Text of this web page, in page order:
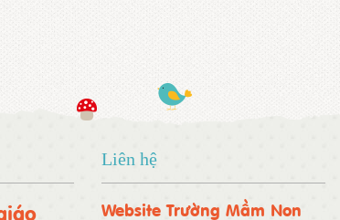
Liên hệ
Website Trường Mầm Non